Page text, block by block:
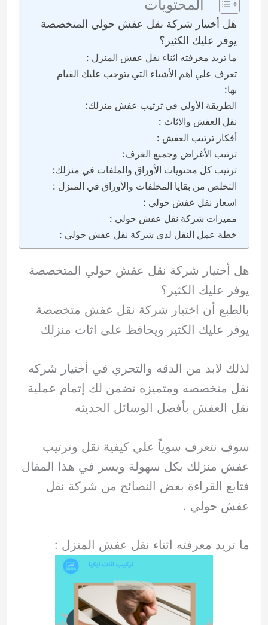
المحتويات
هل أختيار شركة نقل عفش حولي المتخصصة
يوفر عليك الكثير؟
ما تريد معرفته اثناء نقل عفش المنزل :
تعرف علي أهم الأشياء التي يتوجب عليك القيام
بها:
الطريقة الأولي في ترتيب عفش منزلك:
نقل العفش والاثاث :
أفكار ترتيب العفش :
ترتيب الأغراض وجميع الغرف:
ترتيب كل محتويات الأوراق والملفات في منزلك:
التخلص من بقايا المخلفات والأوراق في المنزل :
اسعار نقل عفش حولي :
مميزات شركة نقل عفش حولي :
خطة عمل النقل لدي شركة نقل عفش حولي :
هل أختيار شركة نقل عفش حولي المتخصصة
يوفر عليك الكثير؟
بالطبع أن اختيار شركة نقل عفش متخصصة
يوفر عليك الكثير ويحافظ على اثاث منزلك
لذلك لابد من الدقه والتحري في أختيار شركه
نقل متخصصه ومتميزه تضمن لك إتمام عملية
نقل العفش بأفضل الوسائل الحديثه
سوف نتعرف سوياً علي كيفية نقل وترتيب
عفش منزلك بكل سهولة ويسر في هذا المقال
فتابع القراءة بعض النصائح من شركة نقل
عفش حولي .
ما تريد معرفته اثناء نقل عفش المنزل :